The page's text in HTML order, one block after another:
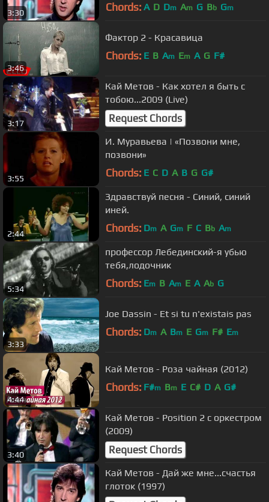
3:30 Chords: A D Dm Am G Bb Gm
3:46
Фактор 2 - Красавица
Chords: E B Am Em A G F#
3:17
Кай Метов - Как хотел я быть с
тобою...2009 (Live)
Request Chords
3:55
И. Муравьева | «Позвони мне,
позвони»
Chords: E C D A B G G#
2:44
Здравствуй песня - Синий, синий
иней.
Chords: Dm A Gm F C Bb Am
5:34
профессор Лебединский-я убью
тебя,лодочник
Chords: Em B Am E A Ab G
3:33
Joe Dassin - Et si tu n'existais pas
Chords: Dm A Bm E Gm F# Em
4:44
Кай Метов - Роза чайная (2012)
Chords: F#m Bm E C# D A G#
3:40
Кай Метов - Position 2 с оркестром
(2009)
Request Chords
Кай Метов - Дай же мне...счастья
глоток (1997)